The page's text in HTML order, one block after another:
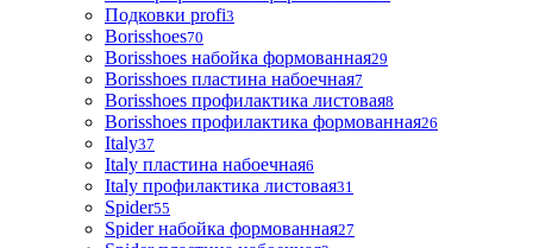
Подковки profi3
Borisshoes70
Borisshoes набойка формованная29
Borisshoes пластина набоечная7
Borisshoes профилактика листовая8
Borisshoes профилактика формованная26
Italy37
Italy пластина набоечная6
Italy профилактика листовая31
Spider55
Spider набойка формованная27